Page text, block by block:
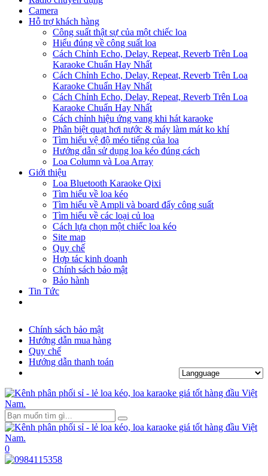
Camera
Hỗ trợ khách hàng
Công suất thật sự của một chiếc loa
Hiểu đúng về công suất loa
Cách Chỉnh Echo, Delay, Repeat, Reverb Trên Loa
Karaoke Chuẩn Hay Nhất
Cách Chỉnh Echo, Delay, Repeat, Reverb Trên Loa
Karaoke Chuẩn Hay Nhất
Cách Chỉnh Echo, Delay, Repeat, Reverb Trên Loa
Karaoke Chuẩn Hay Nhất
Cách chỉnh hiệu ứng vang khi hát karaoke
Phân biệt quạt hơi nước & máy làm mát ko khí
Tìm hiểu vệ độ méo tiếng của loa
Hướng dẫn sử dụng loa kéo đúng cách
Loa Column và Loa Array
Giới thiệu
Loa Bluetooth Karaoke Qixi
Tìm hiểu về loa kéo
Tìm hiểu về Ampli và board đẩy công suất
Tìm hiểu về các loại củ loa
Cách lựa chọn một chiếc loa kéo
Site map
Quy chế
Hợp tác kinh doanh
Chính sách bảo mật
Bảo hành
Tin Tức
Chính sách bảo mật
Hướng dẫn mua hàng
Quy chế
Hướng dẫn thanh toán
0